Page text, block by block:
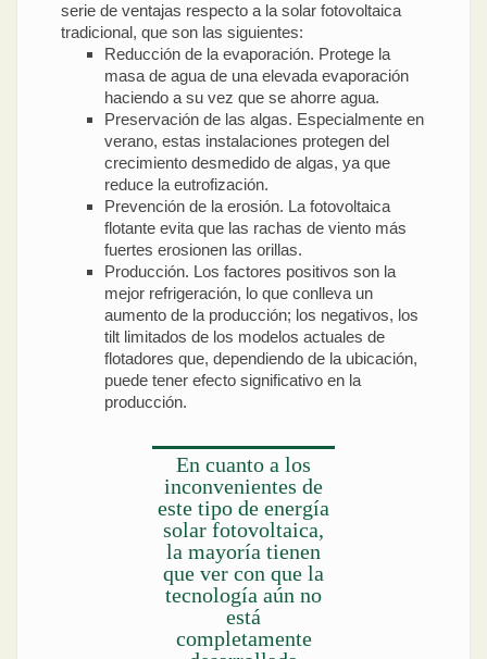
serie de ventajas respecto a la solar fotovoltaica
tradicional, que son las siguientes:
Reducción de la evaporación. Protege la
masa de agua de una elevada evaporación
haciendo a su vez que se ahorre agua.
Preservación de las algas. Especialmente en
verano, estas instalaciones protegen del
crecimiento desmedido de algas, ya que
reduce la eutrofización.
Prevención de la erosión. La fotovoltaica
flotante evita que las rachas de viento más
fuertes erosionen las orillas.
Producción. Los factores positivos son la
mejor refrigeración, lo que conlleva un
aumento de la producción; los negativos, los
tilt limitados de los modelos actuales de
flotadores que, dependiendo de la ubicación,
puede tener efecto significativo en la
producción.
En cuanto a los
inconvenientes de
este tipo de energía
solar fotovoltaica,
la mayoría tienen
que ver con que la
tecnología aún no
está
completamente